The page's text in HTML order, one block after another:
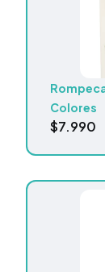
Colores
$7.990